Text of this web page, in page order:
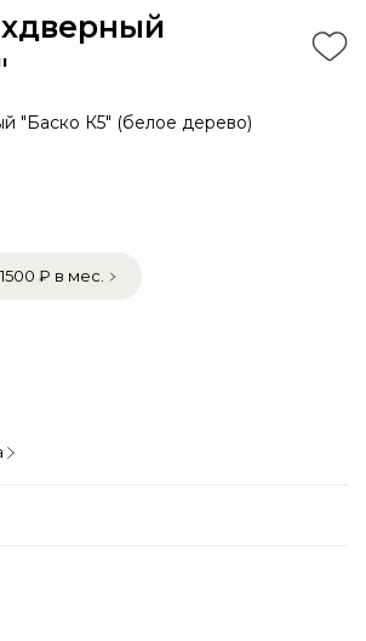
"Баско К5" (белое дерево)
₽ в мес.